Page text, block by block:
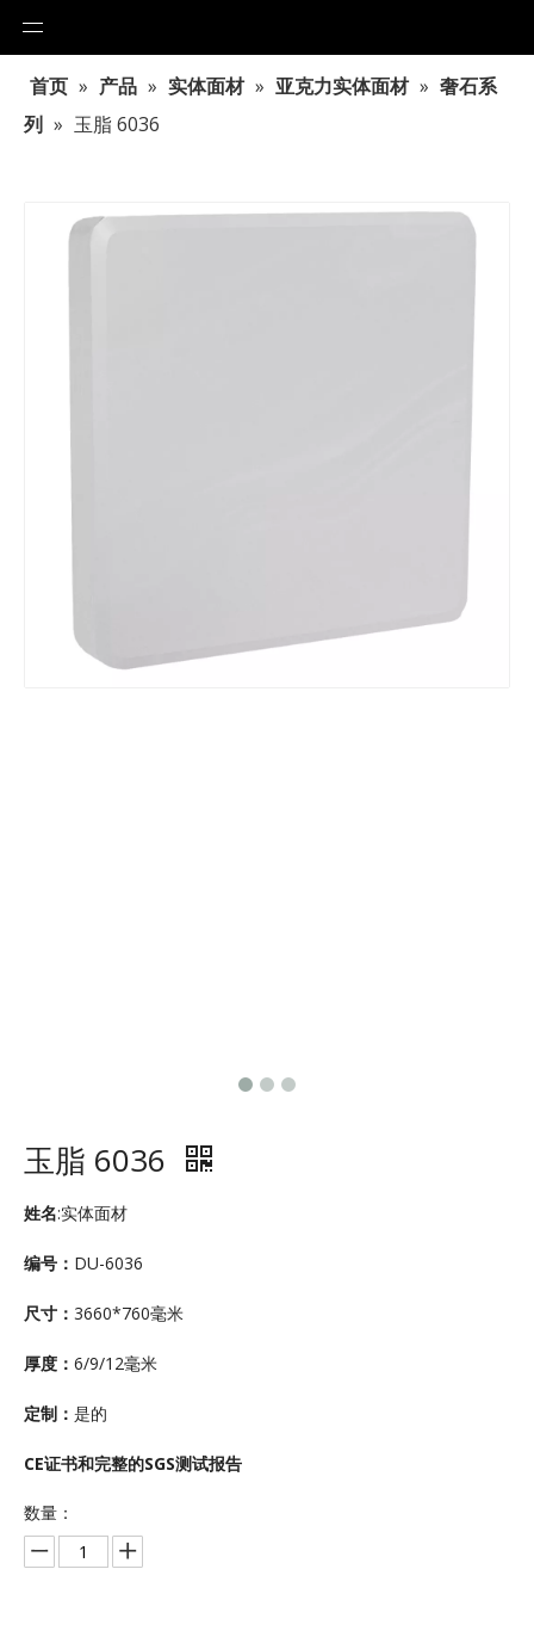
首页 » 产品 » 实体面材 » 亚克力实体面材 » 奢石系
列 » 玉脂 6036
玉脂 6036
姓名:实体面材
编号： DU-6036
尺寸： 3660*760毫米
厚度： 6/9/12毫米
定制： 是的
CE证书和完整的SGS测试报告
数量：